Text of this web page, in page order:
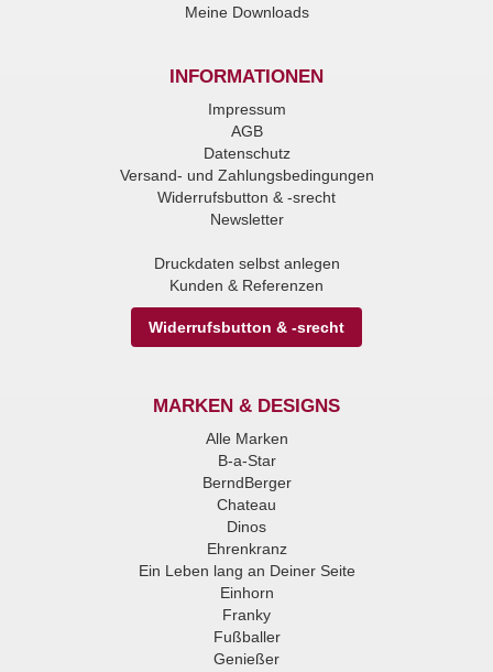
Meine Downloads
INFORMATIONEN
Impressum
AGB
Datenschutz
Versand- und Zahlungsbedingungen
Widerrufsbutton & -srecht
Newsletter
Druckdaten selbst anlegen
Kunden & Referenzen
Widerrufsbutton & -srecht
MARKEN & DESIGNS
Alle Marken
B-a-Star
BerndBerger
Chateau
Dinos
Ehrenkranz
Ein Leben lang an Deiner Seite
Einhorn
Franky
Fußballer
Genießer